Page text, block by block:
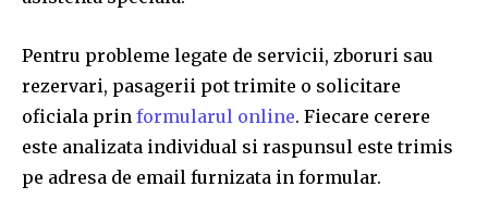
Pentru probleme legate de servicii, zboruri sau
rezervari, pasagerii pot trimite o solicitare
oficiala prin formularul online. Fiecare cerere
este analizata individual si raspunsul este trimis
pe adresa de email furnizata in formular.